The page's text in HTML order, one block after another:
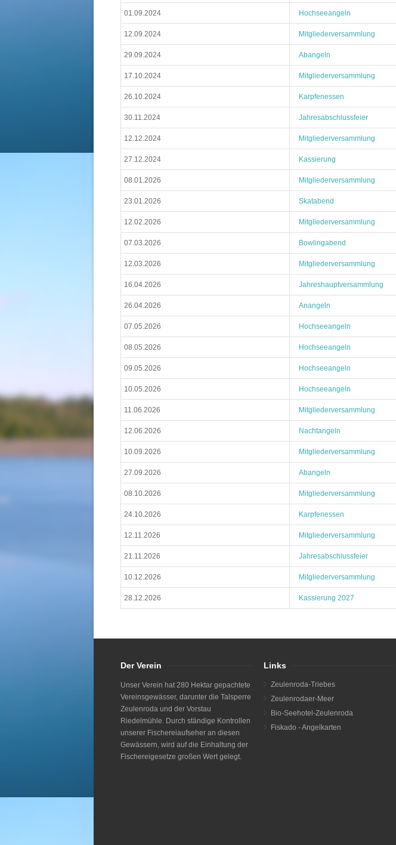
01.09.2024 Hochseeangeln
12.09.2024 Mitgliederversammlung
29.09.2024 Abangeln
17.10.2024 Mitgliederversammlung
26.10.2024 Karpfenessen
30.11.2024 Jahresabschlussfeier
12.12.2024 Mitgliederversammlung
27.12.2024 Kassierung
08.01.2026 Mitgliederversammlung
23.01.2026 Skatabend
12.02.2026 Mitgliederversammlung
07.03.2026 Bowlingabend
12.03.2026 Mitgliederversammlung
16.04.2026 Jahreshauptversammlung
26.04.2026 Anangeln
07.05.2026 Hochseeangeln
08.05.2026 Hochseeangeln
09.05.2026 Hochseeangeln
10.05.2026 Hochseeangeln
11.06.2026 Mitgliederversammlung
12.06.2026 Nachtangeln
10.09.2026 Mitgliederversammlung
27.09.2026 Abangeln
08.10.2026 Mitgliederversammlung
24.10.2026 Karpfenessen
12.11.2026 Mitgliederversammlung
21.11.2026 Jahresabschlussfeier
10.12.2026 Mitgliederversammlung
28.12.2026 Kassierung 2027
Der Verein
Unser Verein hat 280 Hektar gepachtete
Vereinsgewässer, darunter die Talsperre
Zeulenroda und der Vorstau
Riedelmühle. Durch ständige Kontrollen
unserer Fischereiaufseher an diesen
Gewässern, wird auf die Einhaltung der
Fischereigesetze großen Wert gelegt.
Links
Zeulenroda-Triebes
Zeulenrodaer-Meer
Bio-Seehotel-Zeulenroda
Fiskado - Angelkarten